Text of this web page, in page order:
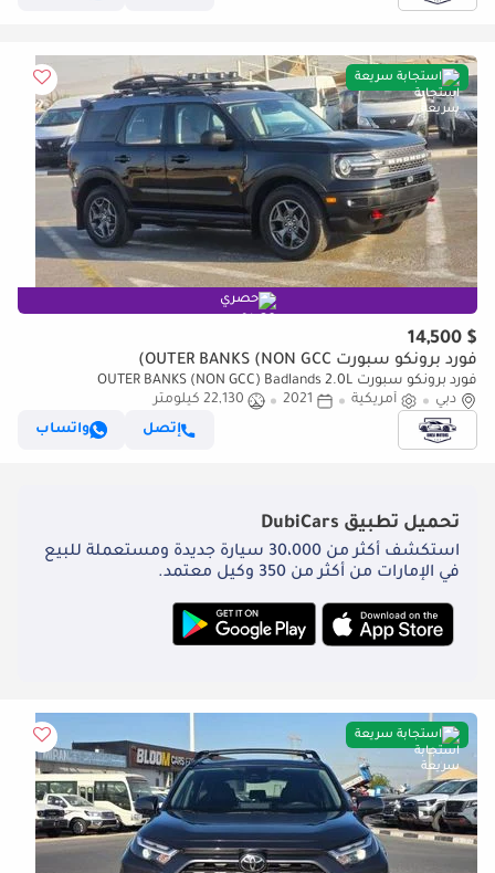
استجابة سريعة
حصري
$ 14,500
فورد برونكو سبورت OUTER BANKS (NON GCC)
فورد برونكو سبورت OUTER BANKS (NON GCC) Badlands 2.0L
دبي
أمريكية 2021
22,130 كيلومتر
إتصل
واتساب
تحميل تطبيق DubiCars
استكشف أكثر من 30،000 سيارة جديدة ومستعملة للبيع
في الإمارات من أكثر من 350 وكيل معتمد.
استجابة سريعة